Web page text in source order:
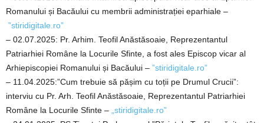
Romanului și Bacăului cu membrii administrației eparhiale –
”stiridigitale.ro”
– 02.07.2025: Pr. Arhim. Teofil Anăstăsoaie, Reprezentantul
Patriarhiei Române la Locurile Sfinte, a fost ales Episcop vicar al
Arhiepiscopiei Romanului și Bacăului – ”stiridigitale.ro”
– 11.04.2025:”Cum trebuie să pășim cu toții pe Drumul Crucii”:
interviu cu Pr. Arh. Teofil Anăstăsoaie, Reprezentantul Patriarhiei
Române la Locurile Sfinte – „stiridigitale.ro”